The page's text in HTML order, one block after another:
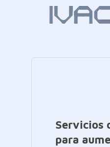
Servicios
para